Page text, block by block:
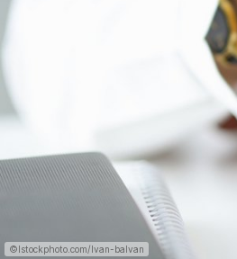
©Istockphoto.com/Ivan-balvan